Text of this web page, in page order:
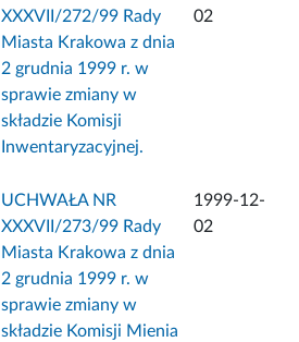
XXXVII/272/99 Rady
Miasta Krakowa z dnia
2 grudnia 1999 r. w
sprawie zmiany w
składzie Komisji
Inwentaryzacyjnej.
02
UCHWAŁA NR
XXXVII/273/99 Rady
Miasta Krakowa z dnia
2 grudnia 1999 r. w
sprawie zmiany w
składzie Komisji Mienia
1999-12-
02